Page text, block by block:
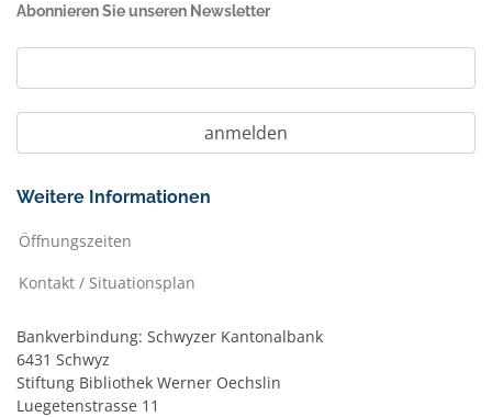
Abonnieren Sie unseren Newsletter
Weitere Informationen
Öffnungszeiten
Kontakt / Situationsplan
Bankverbindung: Schwyzer Kantonalbank
6431 Schwyz
Stiftung Bibliothek Werner Oechslin
Luegetenstrasse 11